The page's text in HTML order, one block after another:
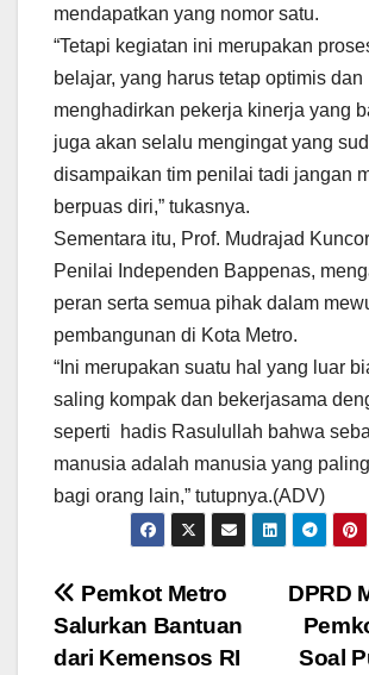
mendapatkan yang nomor satu.
“Tetapi kegiatan ini merupakan
belajar, yang harus tetap optimis dan
menghadirkan pekerja kinerja yang
juga akan selalu mengingat yang
disampaikan tim penilai tadi jangan
berpuas diri,” tukasnya.
Sementara itu, Prof. Mudrajad
Penilai Independen Bappenas,
peran serta semua pihak dalam
pembangunan di Kota Metro.
“Ini merupakan suatu hal yang luar
saling kompak dan bekerjasama
seperti hadis Rasulullah bahwa
manusia adalah manusia yang
bagi orang lain,” tutupnya.(ADV)
Navigasi
pos
DPRD
Soal
Pemkot Metro
Salurkan Bantuan
dari Kemensos RI